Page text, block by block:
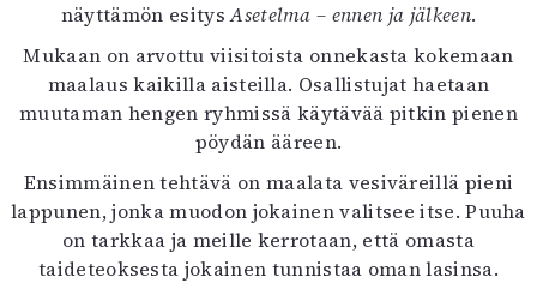
näyttämön esitysAsetelma – ennen ja jälkeen.
Mukaan on arvottu viisitoista onnekasta kokemaan
maalaus kaikilla aisteilla. Osallistujat haetaan
muutaman hengen ryhmissä käytävää pitkin pienen
pöydän ääreen.
Ensimmäinen tehtävä on maalata vesiväreillä pieni
lappunen, jonka muodon jokainen valitsee itse. Puuha
on tarkkaa ja meille kerrotaan, että omasta
taideteoksesta jokainen tunnistaa oman lasinsa.